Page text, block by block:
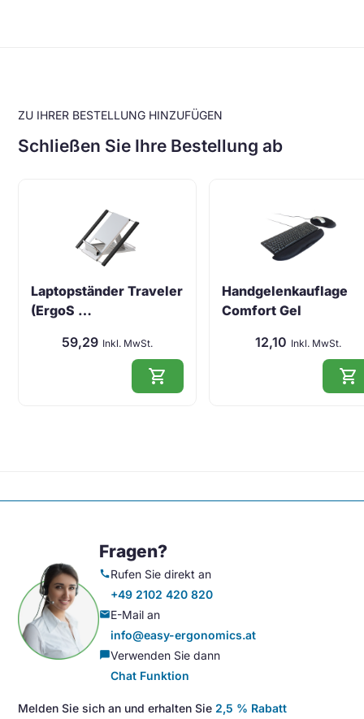
ZU IHRER BESTELLUNG HINZUFÜGEN
Schließen Sie Ihre Bestellung ab
Laptopständer Traveler
(ErgoS …
59,29 Inkl. MwSt.
shopping_cart
Handgelenkauflage
Comfort Gel
12,10 Inkl. MwSt.
shopping_cart
Fragen?
callRufen Sie direkt an
+49 2102 420 820
mailE-Mail an
info@easy-ergonomics.at
chat_bubbleVerwenden Sie dann
Chat Funktion
Melden Sie sich an und erhalten Sie 2,5 % Rabatt